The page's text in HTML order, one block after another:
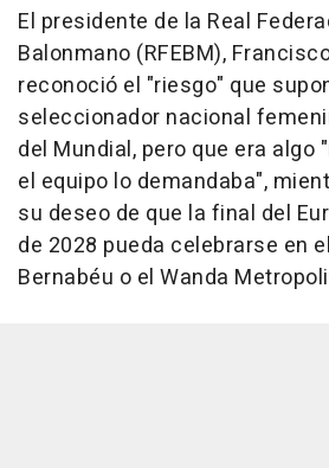
El presidente de la Real
Balonmano (RFEBM),
reconoció el "riesgo" que
seleccionador nacional
del Mundial, pero que era algo
el equipo lo demandaba",
su deseo de que la final del
de 2028 pueda celebrarse en
Bernabéu o el Wanda